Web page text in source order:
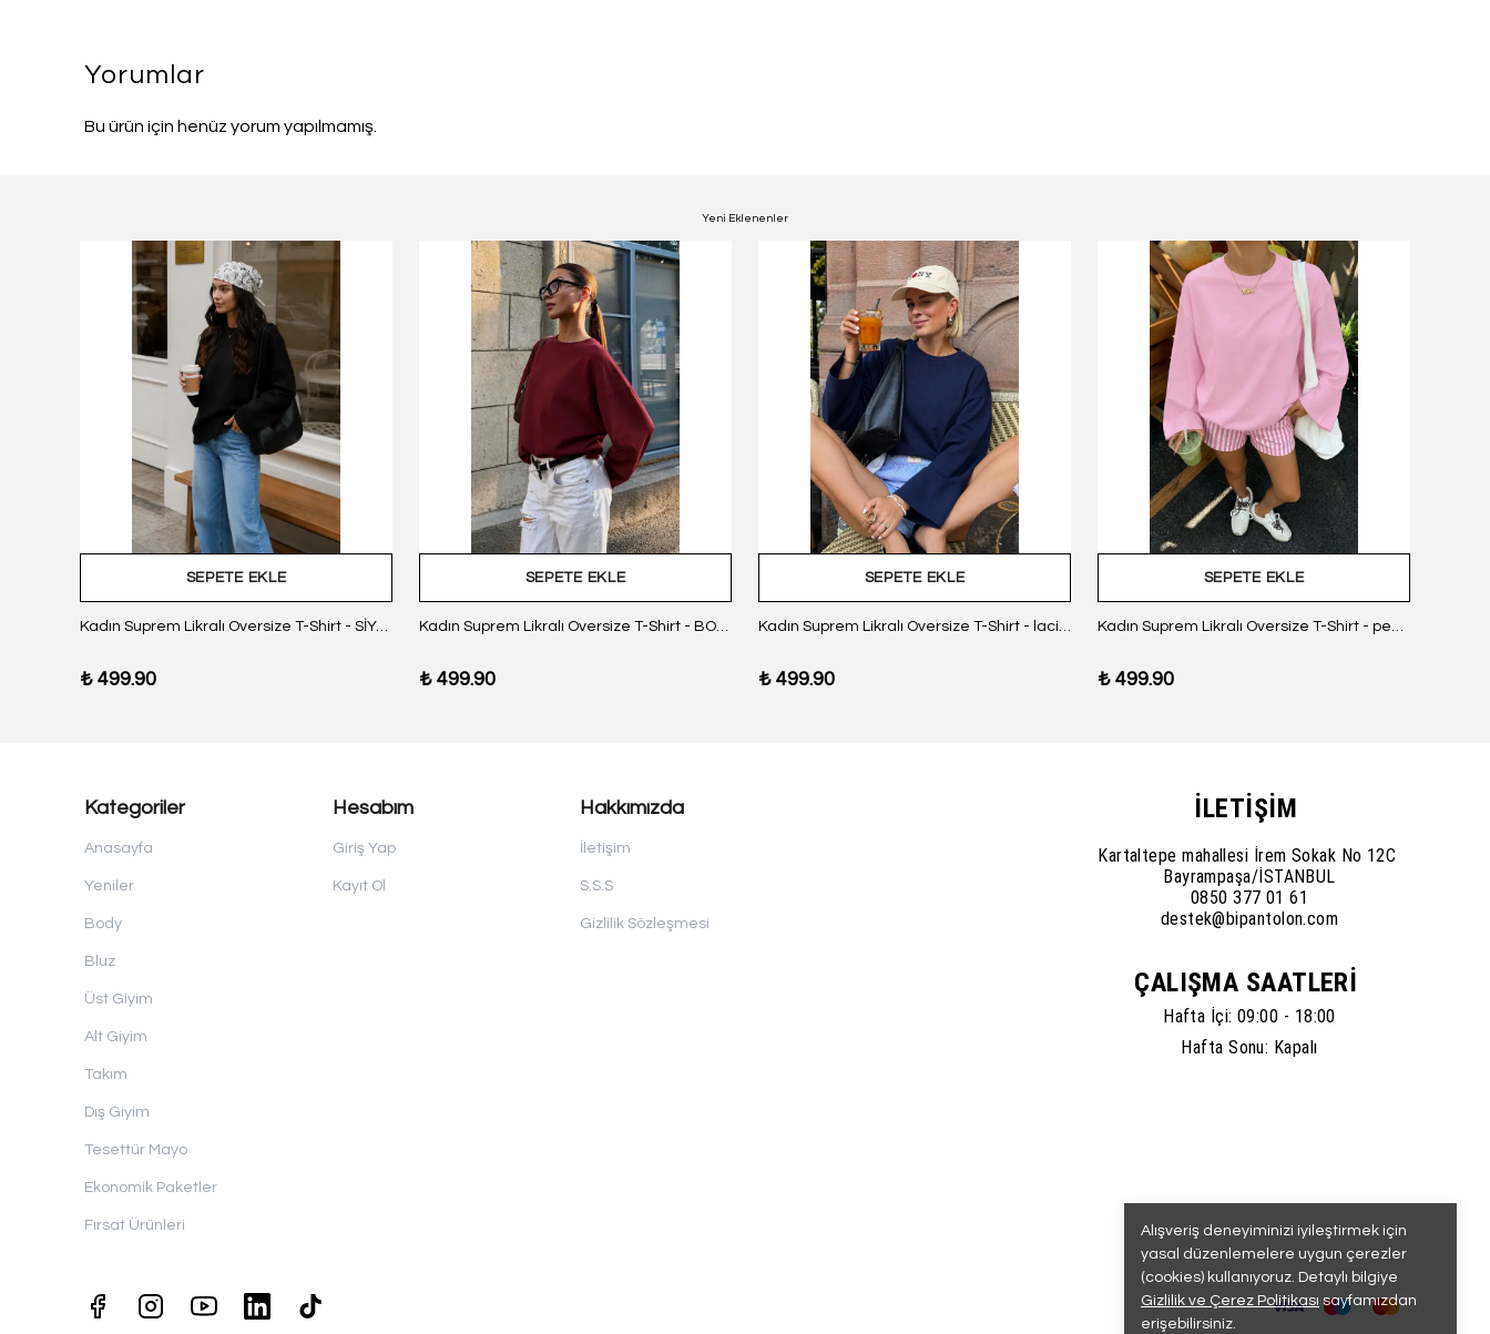
Alışveriş deneyiminizi iyileştirmek için
yasal düzenlemelere uygun çerezler
(cookies) kullanıyoruz. Detaylı bilgiye
Gizlilik ve Çerez Politikası sayfamızdan
erişebilirsiniz.
Yorumlar
Bu ürün için henüz yorum yapılmamış.
Yeni Eklenenler
SEPETE EKLE
Kadın Suprem Likralı Oversize T-Shirt - SİYAH
₺ 499.90
SEPETE EKLE
Kadın Suprem Likralı Oversize T-Shirt - BORDO
₺ 499.90
SEPETE EKLE
Kadın Suprem Likralı Oversize T-Shirt - lacivert
₺ 499.90
SEPETE EKLE
Kadın Suprem Likralı Oversize T-Shirt - pembe
₺ 499.90
Kategoriler
Anasayfa
Yeniler
Body
Bluz
Üst Giyim
Alt Giyim
Takım
Dış Giyim
Tesettür Mayo
Ekonomik Paketler
Fırsat Ürünleri
Hesabım
Giriş Yap
Kayıt Ol
Hakkımızda
İletişim
S.S.S
Gizlilik Sözleşmesi
İLETİŞİM
Kartaltepe mahallesi İrem Sokak No 12C
Bayrampaşa/İSTANBUL
0850 377 01 61
destek@bipantolon.com
ÇALIŞMA SAATLERİ
Hafta İçi: 09:00 - 18:00
Hafta Sonu: Kapalı